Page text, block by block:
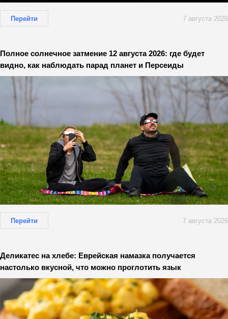
Перейти 7 августа 2026
Полное солнечное затмение 12 августа 2026: где будет
видно, как наблюдать парад планет и Персеиды
Перейти 7 августа 2026
Деликатес на хлебе: Еврейская намазка получается
настолько вкусной, что можно проглотить язык